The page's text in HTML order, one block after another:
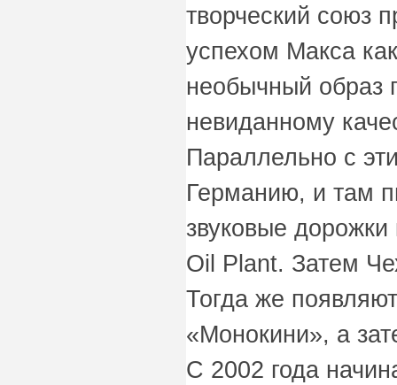
творческий союз
успехом Макса
необычный образ
невиданному
Параллельно с
Германию, и там
звуковые
Oil Plant. Затем
Тогда же
«Монокини», а
С 2002 года